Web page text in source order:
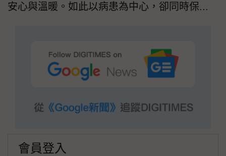
安心與溫暖。如此以病患為中心，卻同時保...
會員登入